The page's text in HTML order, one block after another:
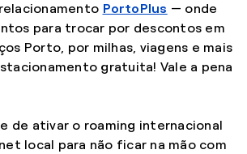
PortoPlus — onde
para trocar por descontos em
Porto, por milhas, viagens e mais
gratuita! Vale a pena
de ativar o roaming internacional
local para não ficar na mão com